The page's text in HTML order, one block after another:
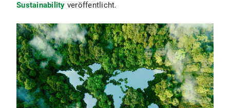
Sustainability veröffentlicht.